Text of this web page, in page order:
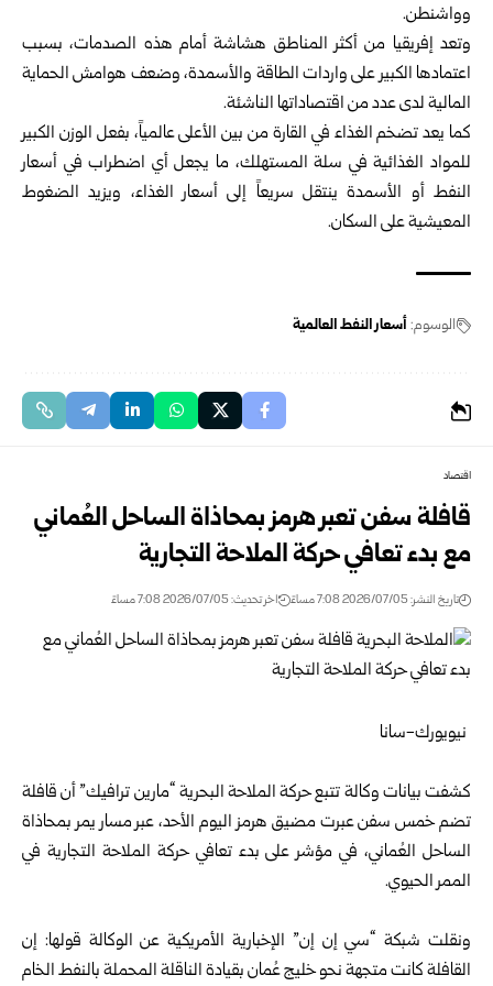
وواشنطن.‏
وتعد إفريقيا من أكثر المناطق هشاشة أمام هذه الصدمات، بسبب
اعتمادها الكبير على واردات الطاقة والأسمدة، وضعف ‏هوامش الحماية
المالية لدى عدد من اقتصاداتها الناشئة.‏
كما يعد تضخم الغذاء في القارة من بين الأعلى عالمياً، بفعل الوزن الكبير
للمواد الغذائية في سلة المستهلك، ما يجعل أي ‏اضطراب في أسعار
النفط أو الأسمدة ينتقل سريعاً إلى أسعار الغذاء، ويزيد الضغوط
المعيشية على السكان.‏
الوسوم: أسعار النفط العالمية
اقتصاد
قافلة سفن تعبر هرمز بمحاذاة الساحل العُماني
مع بدء تعافي حركة الملاحة التجارية
تاريخ النشر: 2026/07/05 7:08 مساءً اخر تحديث: 2026/07/05 7:08 مساءً
نيويورك-سانا
كشفت بيانات وكالة تتبع حركة الملاحة البحرية “مارين ترافيك” أن قافلة
تضم خمس سفن عبرت مضيق هرمز اليوم الأحد، عبر مسار يمر بمحاذاة
الساحل العُماني، في مؤشر على بدء تعافي حركة الملاحة التجارية في
الممر الحيوي.
ونقلت شبكة “سي إن إن” الإخبارية الأمريكية عن الوكالة قولها: إن
القافلة كانت متجهة نحو خليج عُمان بقيادة الناقلة المحملة بالنفط الخام